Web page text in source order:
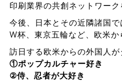
印刷業界の共創ネットワーク
今後、日本とその近隣諸国
W杯、東京五輪など、欧米か
訪日する欧米からの外国人
①ポップカルチャー好き
②侍、忍者が大好き